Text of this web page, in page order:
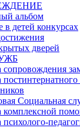
альбом
в детей конкурсах
дверей
сопровождения
Социальная